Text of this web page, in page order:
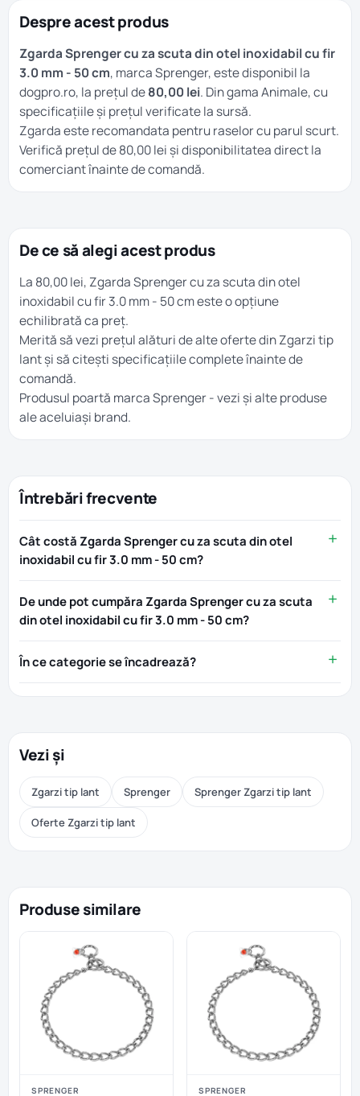
Despre acest produs
Zgarda Sprenger cu za scuta din otel inoxidabil cu fir
3.0 mm - 50 cm, marca Sprenger, este disponibil la
dogpro.ro, la prețul de80,00 lei. Din gamaAnimale, cu
specificațiile și prețul verificate la sursă.
Zgarda este recomandata pentru raselor cu parul scurt.
Verifică prețul de 80,00 lei și disponibilitatea direct la
comerciant înainte de comandă.
De ce să alegi acest produs
La 80,00 lei, Zgarda Sprenger cu za scuta din otel
inoxidabil cu fir 3.0 mm - 50 cm este o opțiune
echilibrată ca preț.
Merită să vezi prețul alături de alte oferte dinZgarzi tip
lantși să citești specificațiile complete înainte de
comandă.
Produsul poartă marcaSprenger- vezi și alte produse
ale aceluiași brand.
Întrebări frecvente
Cât costă Zgarda Sprenger cu za scuta din otel
inoxidabil cu fir 3.0 mm - 50 cm?
De unde pot cumpăra Zgarda Sprenger cu za scuta
din otel inoxidabil cu fir 3.0 mm - 50 cm?
În ce categorie se încadrează?
Vezi și
Zgarzi tip lant Sprenger Sprenger Zgarzi tip lant
Oferte Zgarzi tip lant
Produse similare
SPRENGER SPRENGER